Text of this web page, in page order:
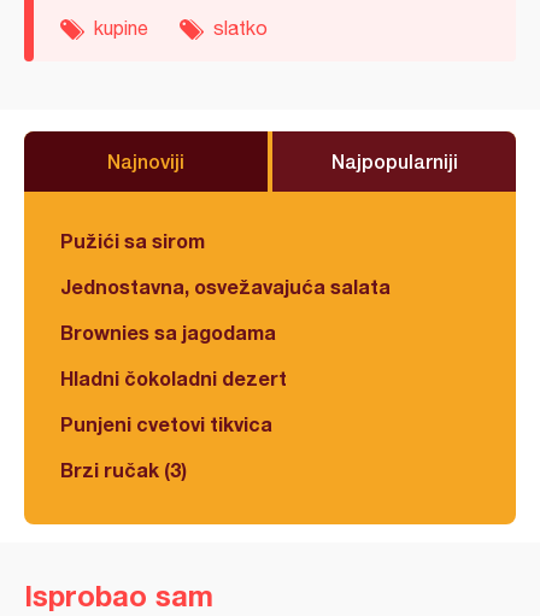
kupine slatko
Najnoviji Najpopularniji
Pužići sa sirom
Jednostavna, osvežavajuća salata
Brownies sa jagodama
Hladni čokoladni dezert
Punjeni cvetovi tikvica
Brzi ručak (3)
Isprobao sam